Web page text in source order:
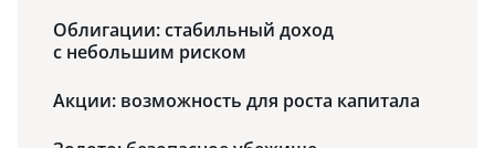
Облигации: стабильный доход
с небольшим риском
Акции: возможность для роста капитала